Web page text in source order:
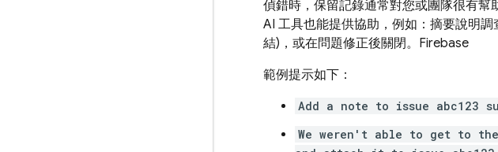
偵錯時，保留記錄通常對您或團隊很有幫
AI 工具也能提供協助，例如：摘要說明
結)，或在問題修正後關閉。 Firebase
範例提示如下：
Add a note to issue abc123
We weren't able to get to